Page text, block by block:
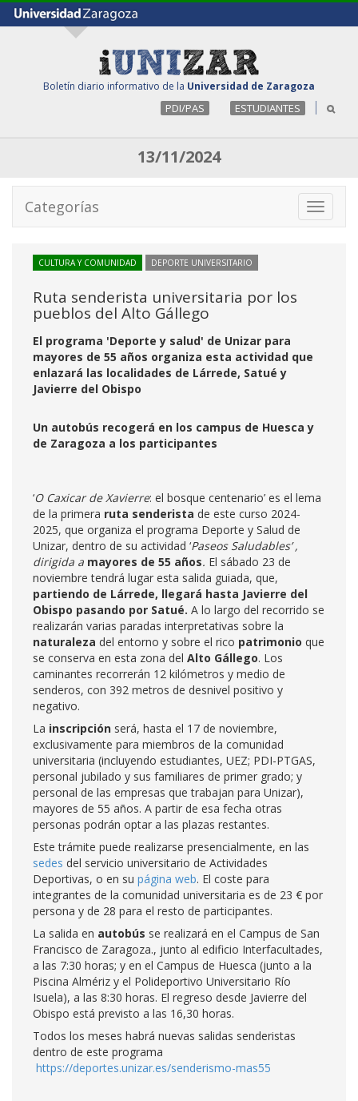
Boletín diario informativo de la Universidad de Zaragoza
PDI/PAS ESTUDIANTES
13/11/2024
Toggle
Categorías
CULTURA Y COMUNIDAD DEPORTE UNIVERSITARIO
Ruta senderista universitaria por los
pueblos del Alto Gállego
El programa 'Deporte y salud' de Unizar para
mayores de 55 años organiza esta actividad que
enlazará las localidades de Lárrede, Satué y
Javierre del Obispo
Un autobús recogerá en los campus de Huesca y
de Zaragoza a los participantes
‘O Caxicar de Xavierre: el bosque centenario’ es el lema
de la primera ruta senderista de este curso 2024-
2025, que organiza el programa Deporte y Salud de
Unizar, dentro de su actividad ‘Paseos Saludables’ ,
dirigida a mayores de 55 años. El sábado 23 de
noviembre tendrá lugar esta salida guiada, que,
partiendo de Lárrede, llegará hasta Javierre del
Obispo pasando por Satué. A lo largo del recorrido se
realizarán varias paradas interpretativas sobre la
naturaleza del entorno y sobre el rico patrimonio que
se conserva en esta zona del Alto Gállego. Los
caminantes recorrerán 12 kilómetros y medio de
senderos, con 392 metros de desnivel positivo y
negativo.
La inscripción será, hasta el 17 de noviembre,
exclusivamente para miembros de la comunidad
universitaria (incluyendo estudiantes, UEZ; PDI-PTGAS,
personal jubilado y sus familiares de primer grado; y
personal de las empresas que trabajan para Unizar),
mayores de 55 años. A partir de esa fecha otras
personas podrán optar a las plazas restantes.
Este trámite puede realizarse presencialmente, en las
sedes del servicio universitario de Actividades
Deportivas, o en su página web. El coste para
integrantes de la comunidad universitaria es de 23 € por
persona y de 28 para el resto de participantes.
La salida en autobús se realizará en el Campus de San
Francisco de Zaragoza., junto al edificio Interfacultades,
a las 7:30 horas; y en el Campus de Huesca (junto a la
Piscina Almériz y el Polideportivo Universitario Río
Isuela), a las 8:30 horas. El regreso desde Javierre del
Obispo está previsto a las 16,30 horas.
Todos los meses habrá nuevas salidas senderistas
dentro de este programa
https://deportes.unizar.es/senderismo-mas55